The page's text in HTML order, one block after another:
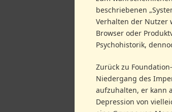
beschriebenen
Verhalten der Nutzer
Browser oder
Psychohistorik,
Zurück zu
Niedergang des
aufzuhalten, er kann
Depression von